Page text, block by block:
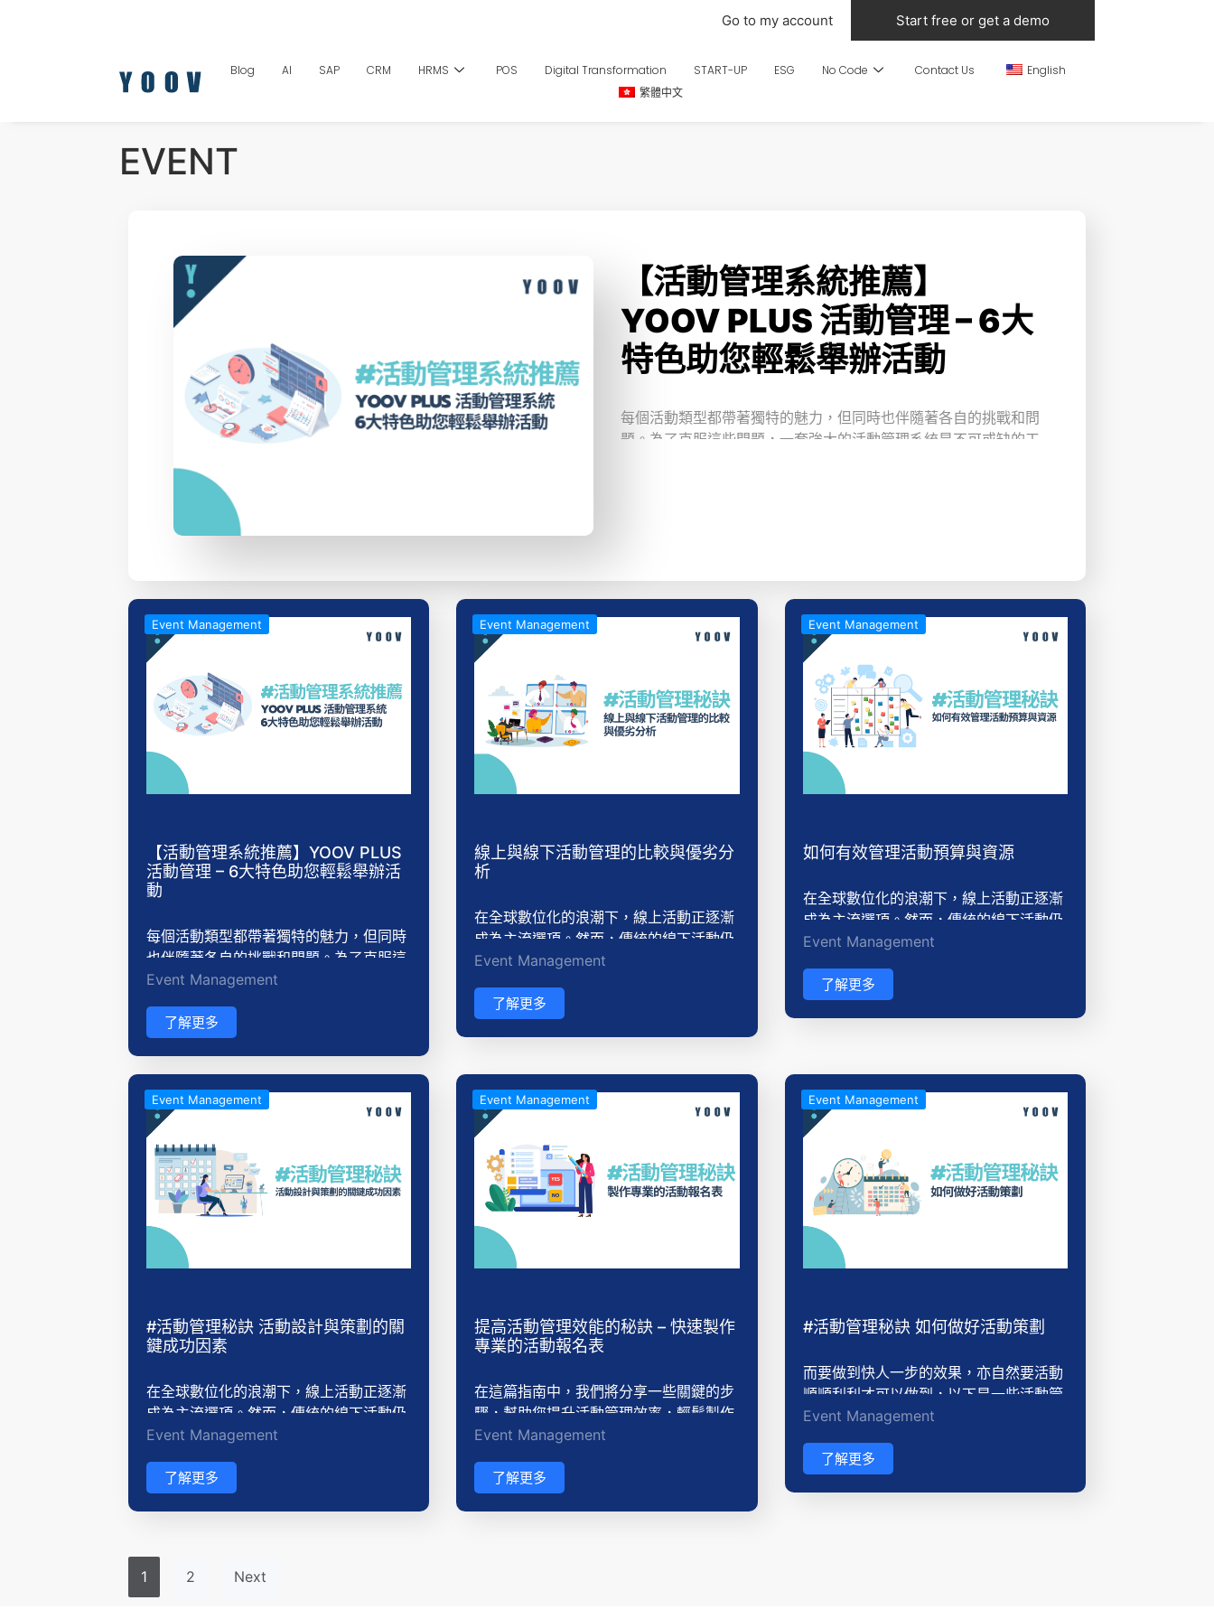
Go to my account Start free or get a demo
Blog AI SAP CRM HRMS POS Digital Transformation START-UP ESG No Code Contact Us
English
繁體中文
EVENT
【活動管理系統推薦】
YOOV PLUS 活動管理 – 6大
特色助您輕鬆舉辦活動
每個活動類型都帶著獨特的魅力，但同時也伴隨著各自的挑戰和問
題。為了克服這些問題，一套強大的活動管理系統是不可或缺的工
Event Management
【活動管理系統推薦】YOOV PLUS
活動管理 – 6大特色助您輕鬆舉辦活
動
每個活動類型都帶著獨特的魅力，但同時
也伴隨著各自的挑戰和問題。為了克服這
些問題，一套強大的活動管理系統是不可
擁有6大功能特色，能夠解決舉辦活動中
的一系列棘手問題，助您輕鬆舉辦活動。
Event Management
了解更多
Event Management
線上與線下活動管理的比較與優劣分
析
在全球數位化的浪潮下，線上活動正逐漸
成為主流選項。然而，傳統的線下活動仍
然保持其獨特的魅力和價值。本文將比較
好地理解兩者之間的差異，以便在活動策
劃中做出明智的選擇。
Event Management
了解更多
Event Management
如何有效管理活動預算與資源
在全球數位化的浪潮下，線上活動正逐漸
成為主流選項。然而，傳統的線下活動仍
然保持其獨特的魅力和價值。本文將比較
好地理解兩者之間的差異，以便在活動策
劃中做出明智的選擇。
Event Management
了解更多
Event Management
#活動管理秘訣 活動設計與策劃的關
鍵成功因素
在全球數位化的浪潮下，線上活動正逐漸
成為主流選項。然而，傳統的線下活動仍
然保持其獨特的魅力和價值。本文將比較
好地理解兩者之間的差異，以便在活動策
Event Management
了解更多
Event Management
提高活動管理效能的秘訣 – 快速製作
專業的活動報名表
在這篇指南中，我們將分享一些關鍵的步
驟，幫助您提升活動管理效率，輕鬆製作
一個專業且有效的活動報名表。我們將介
技巧，使您能在短時間內完成報名表的製
Event Management
了解更多
Event Management
#活動管理秘訣 如何做好活動策劃
而要做到快人一步的效果，亦自然要活動
順順利利才可以做到，以下是一些活動管
理系統可以幫助到策劃者的功能：
Event Management
了解更多
1 2 Next